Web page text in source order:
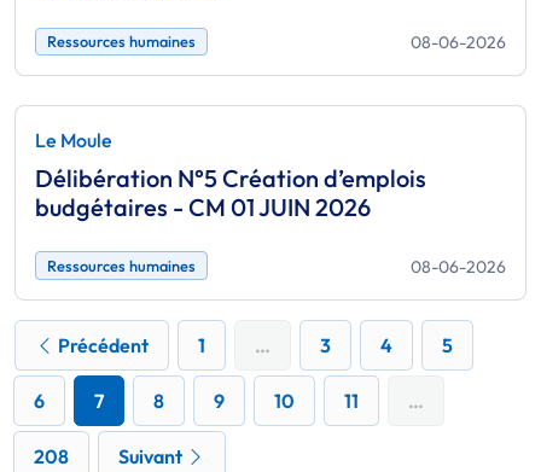
Ressources humaines 08-06-2026
Le Moule
Délibération N°5 Création d’emplois
budgétaires - CM 01 JUIN 2026
Ressources humaines 08-06-2026
Précédentpage précédente
1 … 3 4 5
6 7 8 9 10 11 …
208 Suivant